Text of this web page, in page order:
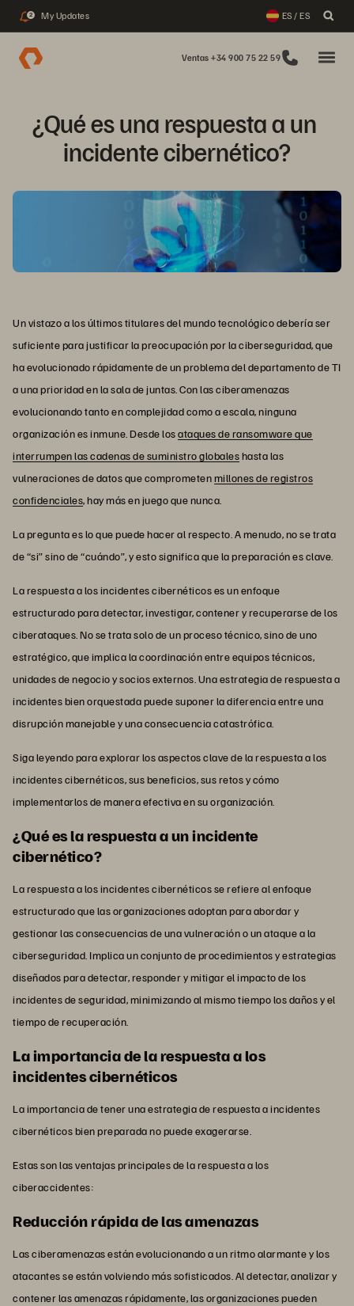
2 My Updates ES / ES
Ventas +34 900 75 22 59
¿Qué es una respuesta a un
incidente cibernético?
Un vistazo a los últimos titulares del mundo tecnológico debería ser
suficiente para justificar la preocupación por la ciberseguridad, que
ha evolucionado rápidamente de un problema del departamento de TI
a una prioridad en la sala de juntas. Con las ciberamenazas
evolucionando tanto en complejidad como a escala, ninguna
organización es inmune. Desde losataques de ransomware que
interrumpen las cadenas de suministro globaleshasta las
vulneraciones de datos que comprometenmillones de registros
confidenciales, hay más en juego que nunca.
La pregunta es lo que puede hacer al respecto. A menudo, no se trata
de “si” sino de “cuándo”, y esto significa que la preparación es clave.
La respuesta a los incidentes cibernéticos es un enfoque
estructurado para detectar, investigar, contener y recuperarse de los
ciberataques. No se trata solo de un proceso técnico, sino de uno
estratégico, que implica la coordinación entre equipos técnicos,
unidades de negocio y socios externos. Una estrategia de respuesta a
incidentes bien orquestada puede suponer la diferencia entre una
disrupción manejable y una consecuencia catastrófica.
Siga leyendo para explorar los aspectos clave de la respuesta a los
incidentes cibernéticos, sus beneficios, sus retos y cómo
implementarlos de manera efectiva en su organización.
¿Qué es la respuesta a un incidente
cibernético?
La respuesta a los incidentes cibernéticos se refiere al enfoque
estructurado que las organizaciones adoptan para abordar y
gestionar las consecuencias de una vulneración o un ataque a la
ciberseguridad. Implica un conjunto de procedimientos y estrategias
diseñados para detectar, responder y mitigar el impacto de los
incidentes de seguridad, minimizando al mismo tiempo los daños y el
tiempo de recuperación.
La importancia de la respuesta a los
incidentes cibernéticos
La importancia de tener una estrategia de respuesta a incidentes
cibernéticos bien preparada no puede exagerarse.
Estas son las ventajas principales de la respuesta a los
ciberaccidentes:
Reducción rápida de las amenazas
Las ciberamenazas están evolucionando a un ritmo alarmante y los
atacantes se están volviendo más sofisticados. Al detectar, analizar y
contener las amenazas rápidamente, las organizaciones pueden